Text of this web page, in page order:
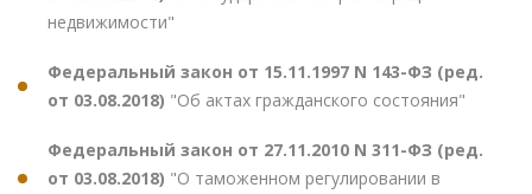
недвижимости"
Федеральный закон от 15.11.1997 N 143-ФЗ (ред.
от 03.08.2018) "Об актах гражданского состояния"
Федеральный закон от 27.11.2010 N 311-ФЗ (ред.
от 03.08.2018) "О таможенном регулировании в